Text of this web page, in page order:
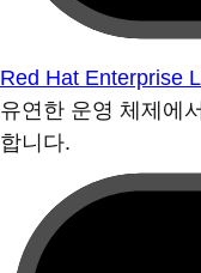
Red Hat Enterprise
유연한 운영 체제에
합니다.